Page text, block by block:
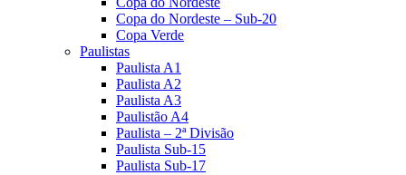
Copa do Nordeste – Sub-20
Copa Verde
Paulistas
Paulista A1
Paulista A2
Paulista A3
Paulistão A4
Paulista – 2ª Divisão
Paulista Sub-15
Paulista Sub-17